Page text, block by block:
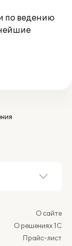
по ведению
О сайте
О решениях 1С
Прайс-лист